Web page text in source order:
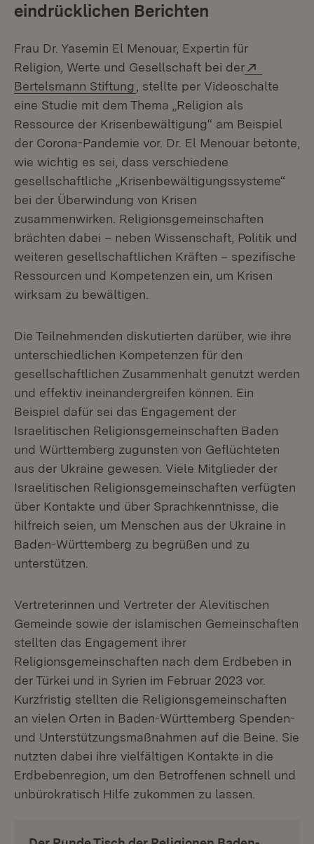
eindrücklichen Berichten
Frau Dr. Yasemin El Menouar, Expertin für
Religion, Werte und Gesellschaft bei der
Bertelsmann Stiftung (Öffnet in neuem Fenster)
, stellte per Videoschalte
eine Studie mit dem Thema „Religion als
Ressource der Krisenbewältigung“ am Beispiel
der Corona-Pandemie vor. Dr. El Menouar betonte,
wie wichtig es sei, dass verschiedene
gesellschaftliche „Krisenbewältigungssysteme“
bei der Überwindung von Krisen
zusammenwirken. Religionsgemeinschaften
brächten dabei – neben Wissenschaft, Politik und
weiteren gesellschaftlichen Kräften – spezifische
Ressourcen und Kompetenzen ein, um Krisen
wirksam zu bewältigen.
Die Teilnehmenden diskutierten darüber, wie ihre
unterschiedlichen Kompetenzen für den
gesellschaftlichen Zusammenhalt genutzt werden
und effektiv ineinandergreifen können. Ein
Beispiel dafür sei das Engagement der
Israelitischen Religionsgemeinschaften Baden
und Württemberg zugunsten von Geflüchteten
aus der Ukraine gewesen. Viele Mitglieder der
Israelitischen Religionsgemeinschaften verfügten
über Kontakte und über Sprachkenntnisse, die
hilfreich seien, um Menschen aus der Ukraine in
Baden-Württemberg zu begrüßen und zu
unterstützen.
Vertreterinnen und Vertreter der Alevitischen
Gemeinde sowie der islamischen Gemeinschaften
stellten das Engagement ihrer
Religionsgemeinschaften nach dem Erdbeben in
der Türkei und in Syrien im Februar 2023 vor.
Kurzfristig stellten die Religionsgemeinschaften
an vielen Orten in Baden-Württemberg Spenden-
und Unterstützungsmaßnahmen auf die Beine. Sie
nutzten dabei ihre vielfältigen Kontakte in die
Erdbebenregion, um den Betroffenen schnell und
unbürokratisch Hilfe zukommen zu lassen.